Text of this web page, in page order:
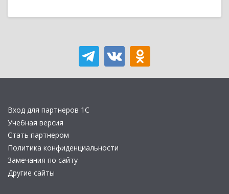
Вход для партнеров 1С
Учебная версия
Стать партнером
Политика конфиденциальности
Замечания по сайту
Другие сайты